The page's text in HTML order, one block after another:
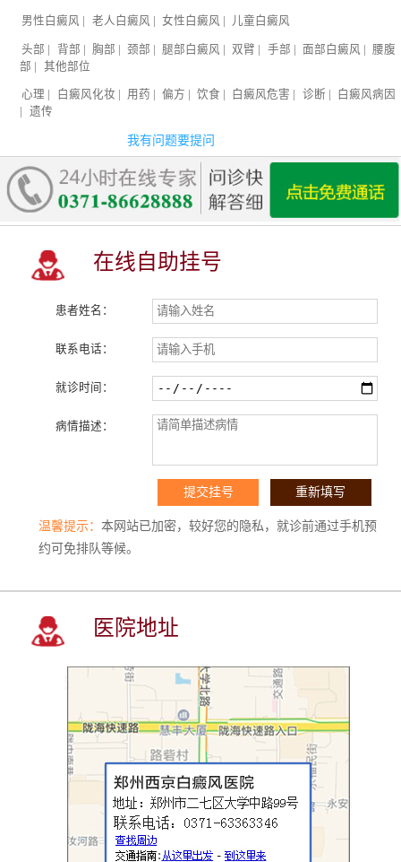
男性白癜风 老人白癜风 女性白癜风 儿童白癜风
头部 | 背部 | 胸部 | 颈部 | 腿部白癜风 | 双臂 | 手部 | 面部白癜风 | 腰腹
部 | 其他部位
心理 白癜风化妆 用药 偏方 饮食 白癜风危害 诊断
白癜风病因
遗传
我有问题要提问
在线自助挂号
患者姓名：
联系电话：
就诊时间：
病情描述：
温馨提示：本网站已加密，较好您的隐私，就诊前通过手机预
约可免排队等候。
医院地址